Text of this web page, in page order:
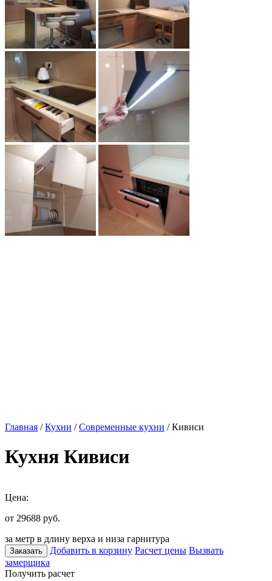
Главная /Кухни /Современные кухни / Кивиси
Кухня Кивиси
Цена:
от 29688 руб.
за метр в длину верха и низа гарнитура
Заказать Добавить в корзину Расчет цены Вызвать
замерщика
Получить расчет